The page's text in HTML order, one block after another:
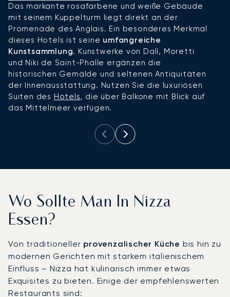
Das markante rosafarbene und weiße Gebäude
mit seinem Kuppelturm liegt direkt an der
Promenade des Anglais. Ein besonderes Merkmal
dieses Hotels ist seine umfangreiche
Kunstsammlung. Kunstwerke von Dalí, Moretti
und Niki de Saint-Phalle ergänzen die
historischen Gemälde und seltenen Antiquitäten
der Innenausstattung. Nutzen Sie die luxuriösen
Suiten des Hotels, die über Balkone mit Blick auf
das Mittelmeer verfügen.
Wo Sollte Man In Nizza
Essen?
Von traditioneller provenzalischer Küche bis hin zu
modernen Gerichten mit starkem italienischem
Einfluss – Nizza hat kulinarisch immer etwas
Exquisites zu bieten. Einige der empfehlenswerten
Restaurants sind: